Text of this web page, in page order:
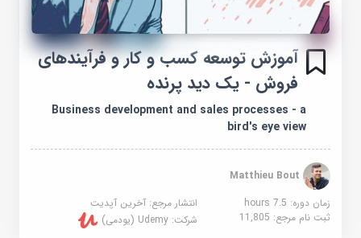
آموزش توسعه کسب و کار و فرآیندهای
فروش - یک دید پرنده
Business development and sales processes - a
bird's eye view
Matthieu Bout
زمان دوره: 7.5 hours
انتشار مرجع:آخرین آپدیت
ثبت نام مرجع:11,805 شرکت:Udemy (یودمی)